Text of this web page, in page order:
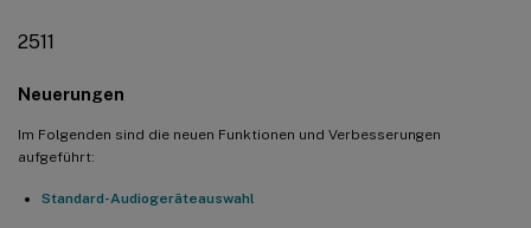
2511
Neuerungen
Im Folgenden sind die neuen Funktionen und Verbesserungen
aufgeführt:
Standard-Audiogeräteauswahl